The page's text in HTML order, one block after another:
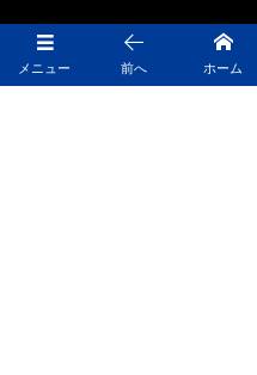
メニュー 前へ ホーム